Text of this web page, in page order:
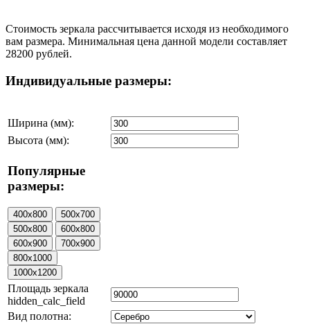
Стоимость зеркала рассчитывается исходя из необходимого
вам размера. Минимальная цена данной модели составляет
28200 рублей.
Индивидуальные размеры:
Ширина (мм):
Высота (мм):
Популярные
размеры:
Площадь зеркала
hidden_calc_field
Вид полотна: